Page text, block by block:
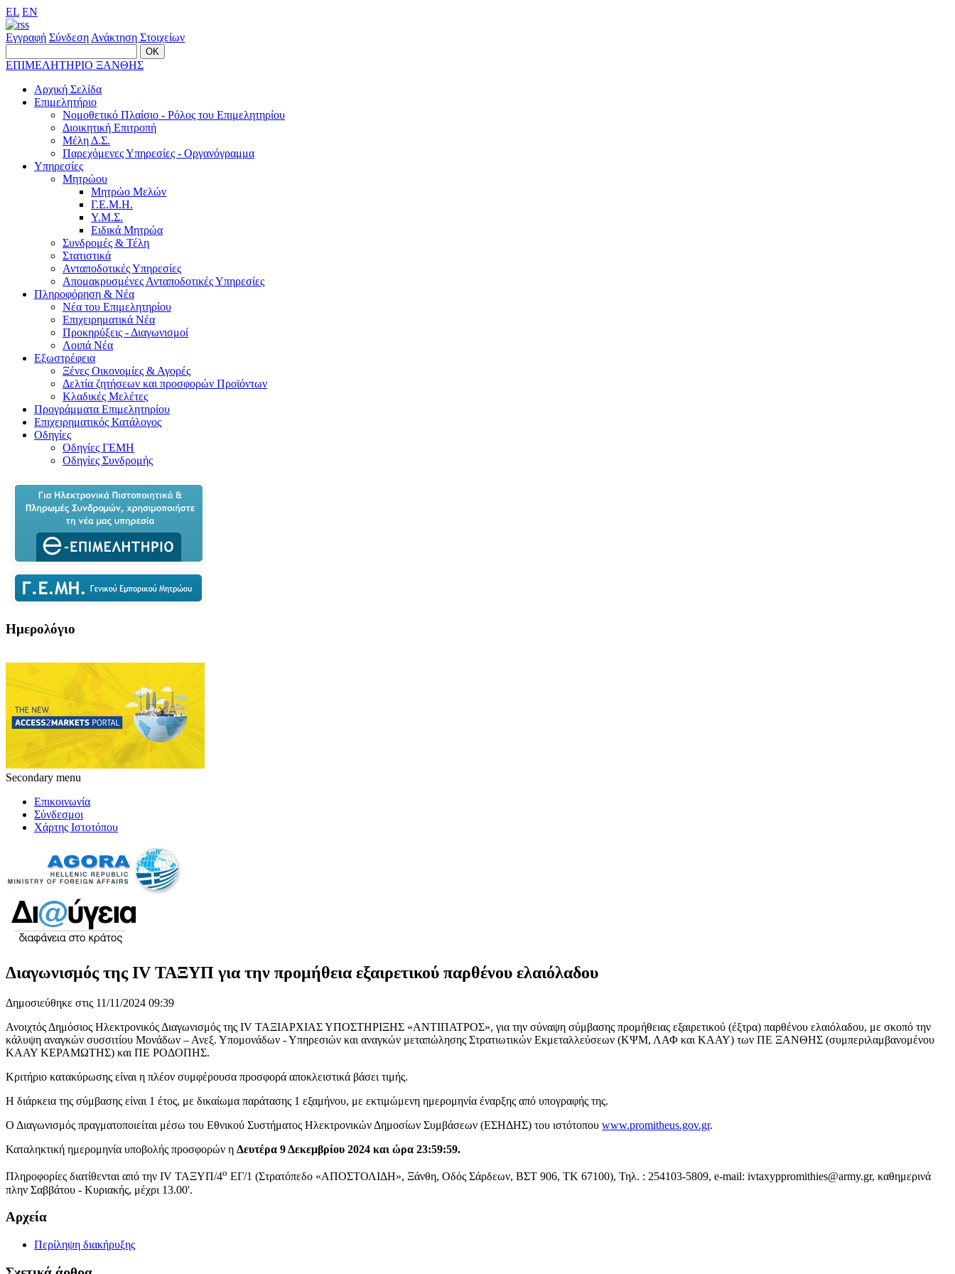
EL EN
Εγγραφή Σύνδεση Ανάκτηση Στοιχείων
ΕΠΙΜΕΛΗΤΗΡΙΟ ΞΑΝΘΗΣ
Αρχική Σελίδα
Επιμελητήριο
Νομοθετικό Πλαίσιο - Ρόλος του Επιμελητηρίου
Διοικητική Επιτροπή
Μέλη Δ.Σ.
Παρεχόμενες Υπηρεσίες - Οργανόγραμμα
Υπηρεσίες
Μητρώου
Μητρώο Μελών
Γ.Ε.Μ.Η.
Υ.Μ.Σ.
Ειδικά Μητρώα
Συνδρομές & Τέλη
Στατιστικά
Ανταποδοτικές Υπηρεσίες
Απομακρυσμένες Ανταποδοτικές Υπηρεσίες
Πληροφόρηση & Νέα
Νέα του Επιμελητηρίου
Επιχειρηματικά Νέα
Προκηρύξεις - Διαγωνισμοί
Λοιπά Νέα
Εξωστρέφεια
Ξένες Οικονομίες & Αγορές
Δελτία ζητήσεων και προσφορών Προϊόντων
Κλαδικές Μελέτες
Προγράμματα Επιμελητηρίου
Επιχειρηματικός Κατάλογος
Οδηγίες
Οδηγίες ΓΕΜΗ
Οδηγίες Συνδρομής
Ημερολόγιο
Secondary menu
Επικοινωνία
Σύνδεσμοι
Χάρτης Ιστοτόπου
Διαγωνισμός της IV ΤΑΞΥΠ για την προμήθεια εξαιρετικού παρθένου ελαιόλαδου
Δημοσιεύθηκε στις 11/11/2024 09:39
Ανοιχτός Δημόσιος Ηλεκτρονικός Διαγωνισμός της IV ΤΑΞΙΑΡΧΙΑΣ ΥΠΟΣΤΗΡΙΞΗΣ «ΑΝΤΙΠΑΤΡΟΣ», για την σύναψη σύμβασης προμήθειας εξαιρετικού (έξτρα) παρθένου ελαιόλαδου, με σκοπό την
κάλυψη αναγκών συσσιτίου Μονάδων – Ανεξ. Υπομονάδων - Υπηρεσιών και αναγκών μεταπώλησης Στρατιωτικών Εκμεταλλεύσεων (ΚΨΜ, ΛΑΦ και ΚΑΑΥ) των ΠΕ ΞΑΝΘΗΣ (συμπεριλαμβανομένου
ΚΑΑΥ ΚΕΡΑΜΩΤΗΣ) και ΠΕ ΡΟΔΟΠΗΣ.
Κριτήριο κατακύρωσης είναι η πλέον συμφέρουσα προσφορά αποκλειστικά βάσει τιμής.
Η διάρκεια της σύμβασης είναι 1 έτος, με δικαίωμα παράτασης 1 εξαμήνου, με εκτιμώμενη ημερομηνία έναρξης από υπογραφής της.
Ο Διαγωνισμός πραγματοποιείται μέσω του Εθνικού Συστήματος Ηλεκτρονικών Δημοσίων Συμβάσεων (ΕΣΗΔΗΣ) του ιστότοπου www.promitheus.gov.gr.
Καταληκτική ημερομηνία υποβολής προσφορών η Δευτέρα 9 Δεκεμβρίου 2024 και ώρα 23:59:59.
Πληροφορίες διατίθενται από την IV ΤΑΞΥΠ/4ο ΕΓ/1 (Στρατόπεδο «ΑΠΟΣΤΟΛΙΔΗ», Ξάνθη, Οδός Σάρδεων, ΒΣΤ 906, ΤΚ 67100), Τηλ. : 254103-5809, e-mail: ivtaxyppromithies@army.gr, καθημερινά
πλην Σαββάτου - Κυριακής, μέχρι 13.00'.
Αρχεία
Περίληψη διακήρυξης